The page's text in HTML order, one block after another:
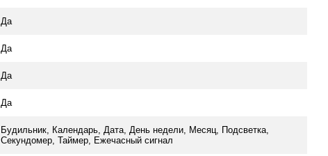
Да
Да
Да
Да
Будильник, Календарь, Дата, День недели, Месяц, Подсветка,
Секундомер, Таймер, Ежечасный сигнал